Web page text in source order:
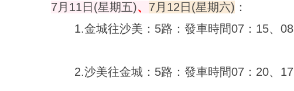
7月11日(星期五)、 7月12日(星期六) ：
1.金城往沙美：5路： 發車時間07 ： 15、 08
2.沙美往金城：5路： 發車時間07 ： 20、 17